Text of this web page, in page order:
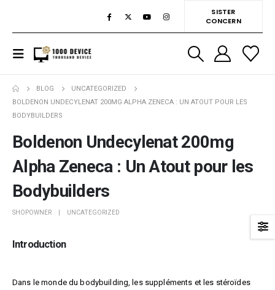
SISTER
CONCERN
BLOG
UNCATEGORIZED
BOLDENON UNDECYLENAT 200MG ALPHA ZENECA : UN ATOUT POUR LES
BODYBUILDERS
Boldenon Undecylenat 200mg
Alpha Zeneca : Un Atout pour les
Bodybuilders
SHOPOWNER UNCATEGORIZED
Introduction
Dans le monde du bodybuilding, les suppléments et les stéroïdes